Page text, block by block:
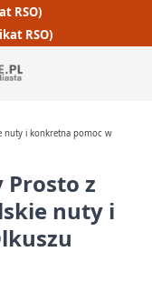
RSO)
RSO)
nuty i konkretna pomoc w
z
nuty i